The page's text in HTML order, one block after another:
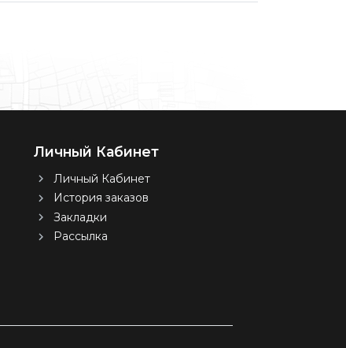
Личный Кабинет
Личный Кабинет
История заказов
Закладки
Рассылка